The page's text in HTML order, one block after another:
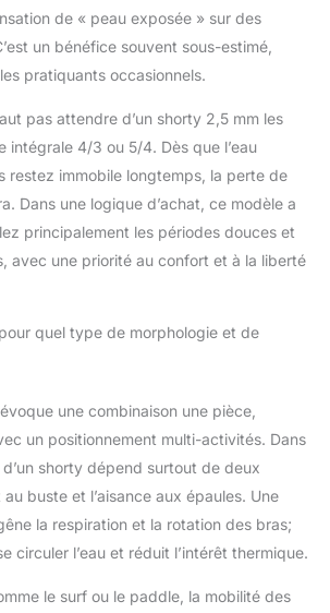
de « peau exposée » sur des
un bénéfice souvent sous-estimé,
pratiquants occasionnels.
pas attendre d’un shorty 2,5 mm les
intégrale 4/3 ou 5/4. Dès que l’eau
restez immobile longtemps, la perte de
Dans une logique d’achat, ce modèle a
principalement les périodes douces et
avec une priorité au confort et à la liberté
quel type de morphologie et de
une combinaison une pièce,
un positionnement multi-activités. Dans
shorty dépend surtout de deux
au buste et l’aisance aux épaules. Une
la respiration et la rotation des bras;
circuler l’eau et réduit l’intérêt thermique.
le surf ou le paddle, la mobilité des